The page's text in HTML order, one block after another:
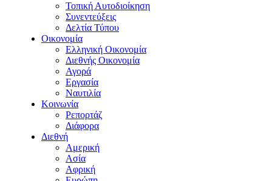
Τοπική Αυτοδιοίκηση
Συνεντεύξεις
Δελτία Τύπου
Οικονομία
Ελληνική Οικονομία
Διεθνής Οικονομία
Αγορά
Εργασία
Ναυτιλία
Κοινωνία
Ρεπορτάζ
Διάφορα
Διεθνή
Αμερική
Ασία
Αφρική